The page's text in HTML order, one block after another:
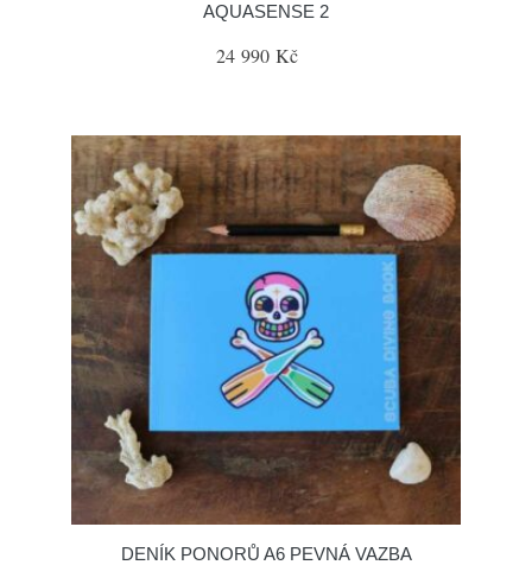
AQUASENSE 2
24 990 Kč
DENÍK PONORŮ A6 PEVNÁ VAZBA